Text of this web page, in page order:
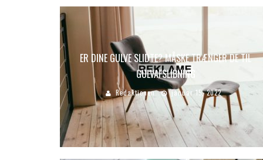
ER DINE GULVE SLIDTE? MÅSKE TRÆNGER DE TIL
GULVAFSLIBNING
Redaktionen januar 15, 2022